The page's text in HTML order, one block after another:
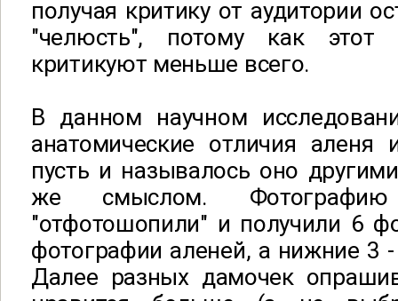
получая критику от аудитории
"челюсть", потому как этот
критикуют меньше всего.
В данном научном
анатомические отличия аленя
пусть и называлось оно
же смыслом.
"отфотошопили" и получили 6
фотографии аленей, а нижние 3
Далее разных дамочек